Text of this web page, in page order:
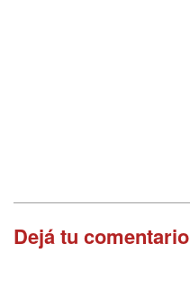
Dejá tu comentario